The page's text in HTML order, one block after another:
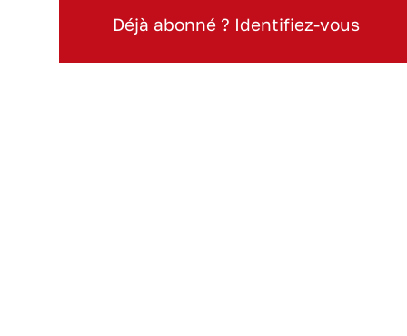
Déjà abonné ? Identifiez-vous